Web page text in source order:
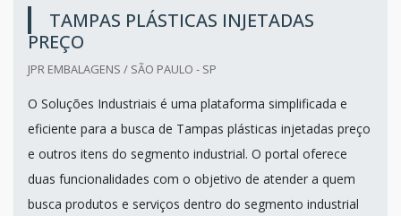
TAMPAS PLÁSTICAS INJETADAS
PREÇO
JPR EMBALAGENS / SÃO PAULO - SP
O Soluções Industriais é uma plataforma simplificada e
eficiente para a busca de Tampas plásticas injetadas preço
e outros itens do segmento industrial. O portal oferece
duas funcionalidades com o objetivo de atender a quem
busca produtos e serviços dentro do segmento industrial